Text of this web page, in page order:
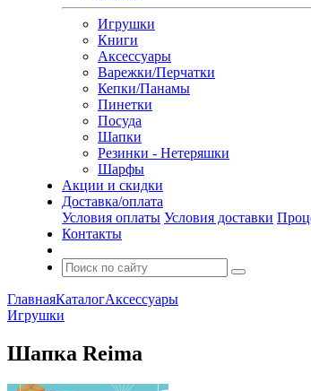
Игрушки
Книги
Аксессуары
Варежки/Перчатки
Кепки/Панамы
Пинетки
Посуда
Шапки
Резинки - Нетеряшки
Шарфы
Акции и скидки
Доставка/оплата
Условия оплаты Условия доставки
Контакты
ГлавнаяКаталогАксессуары
Игрушки
Шапка Reima